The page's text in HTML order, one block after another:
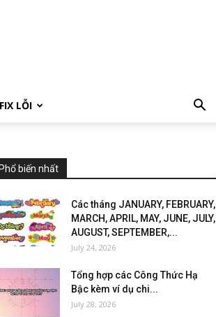
LỖI
Phổ biến nhất
Các tháng JANUARY, FEBRUARY,
MARCH, APRIL, MAY, JUNE, JULY,
AUGUST, SEPTEMBER,...
July 24, 2026
Tổng hợp các Công Thức Hạ
Bậc kèm ví dụ chi...
July 28, 2026